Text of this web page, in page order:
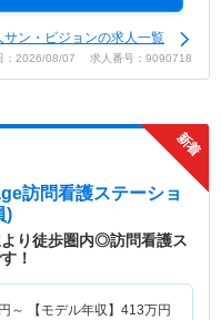
サン・ビジョンの求人一覧
：2026/08/07 求人番号：9090718
訪問看護ステーショ
)
より徒歩圏内◎訪問看護ス
！
～ 【モデル年収】 413万円